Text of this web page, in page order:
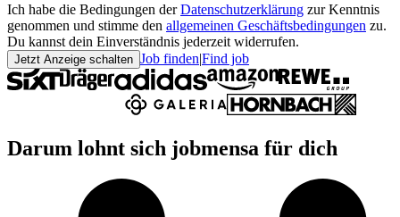
Ich habe die Bedingungen der Datenschutzerklärung zur Kenntnis
genommen und stimme den allgemeinen Geschäftsbedingungen zu.
Du kannst dein Einverständnis jederzeit widerrufen.
Jetzt Anzeige schalten Job finden|Find job
Darum lohnt sich jobmensa für dich